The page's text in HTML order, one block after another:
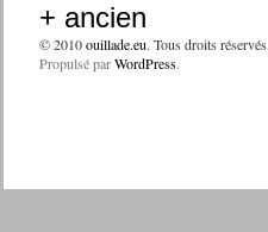
+ ancien
© 2010ouillade.eu. Tous droits réservés.
Propulsé parWordPress.